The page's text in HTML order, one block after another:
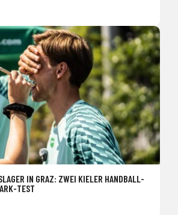
IN GRAZ: ZWEI KIELER HANDBALL-
TEST